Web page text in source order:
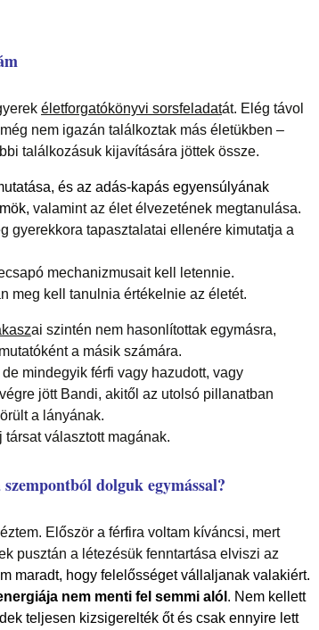
életforgatókönyvi sorsfeladatát. Elég távol
nem igazán találkoztak más életükben –
találkozásuk kijavítására jöttek össze.
és az adás-kapás egyensúlyának
valamint az élet élvezetének megtanulása.
gyerekkora tapasztalatai ellenére kimutatja a
mechanizmusait kell letennie.
meg kell tanulnia értékelnie az életét.
ai szintén nem hasonlítottak egymásra,
a másik számára.
mindegyik férfi vagy hazudott, vagy
jött Bandi, akitől az utolsó pillanatban
a lányának.
választott magának.
dolguk egymással?
Először a férfira voltam kíváncsi, mert
pusztán a létezésük fenntartása elviszi az
maradt, hogy felelősséget vállaljanak valakiért.
nem menti fel semmi alól . Nem kellett
teljesen kizsigerelték őt és csak ennyire lett